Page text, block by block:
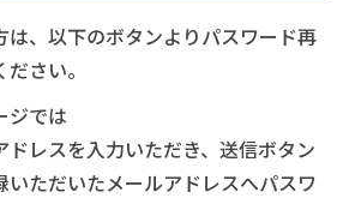
は、以下のボタンよりパスワード再
さい。
ジでは
ドレスを入力いただき、送信ボタン
いただいたメールアドレスへパスワ